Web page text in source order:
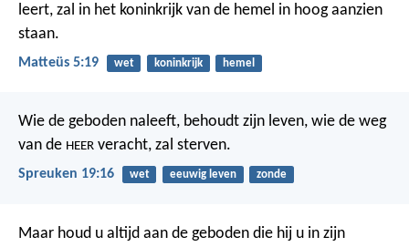
leert, zal in het koninkrijk van de hemel in hoog aanzien
staan.
Matteüs 5:19 wet koninkrijk hemel
Wie de geboden naleeft, behoudt zijn leven, wie de weg
van de HEER veracht, zal sterven.
Spreuken 19:16 wet eeuwig leven zonde
Maar houd u altijd aan de geboden die hij u in zijn